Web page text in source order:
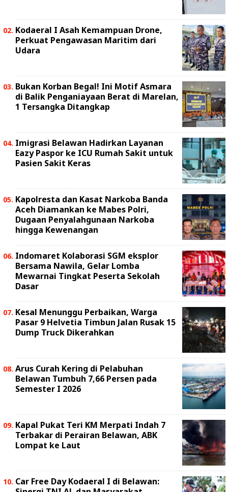
Kodaeral I Asah Kemampuan Drone,
Perkuat Pengawasan Maritim dari
Udara
Bukan Korban Begal! Ini Motif Asmara
di Balik Penganiayaan Berat di Marelan,
1 Tersangka Ditangkap
Imigrasi Belawan Hadirkan Layanan
Eazy Paspor ke ICU Rumah Sakit untuk
Pasien Sakit Keras
Kapolresta dan Kasat Narkoba Banda
Aceh Diamankan ke Mabes Polri,
Dugaan Penyalahgunaan Narkoba
hingga Kewenangan
Indomaret Kolaborasi SGM eksplor
Bersama Nawila, Gelar Lomba
Mewarnai Tingkat Peserta Sekolah
Dasar
Kesal Menunggu Perbaikan, Warga
Pasar 9 Helvetia Timbun Jalan Rusak 15
Dump Truck Dikerahkan
Arus Curah Kering di Pelabuhan
Belawan Tumbuh 7,66 Persen pada
Semester I 2026
Kapal Pukat Teri KM Merpati Indah 7
Terbakar di Perairan Belawan, ABK
Lompat ke Laut
Car Free Day Kodaeral I di Belawan: